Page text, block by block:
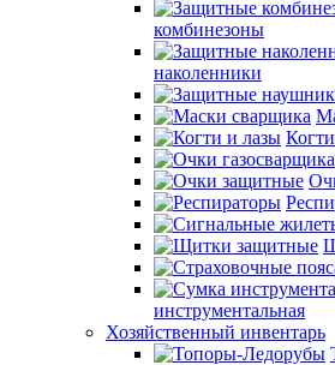
комбинезоны
наколенники
инструментальная
Хозяйственный инвентарь